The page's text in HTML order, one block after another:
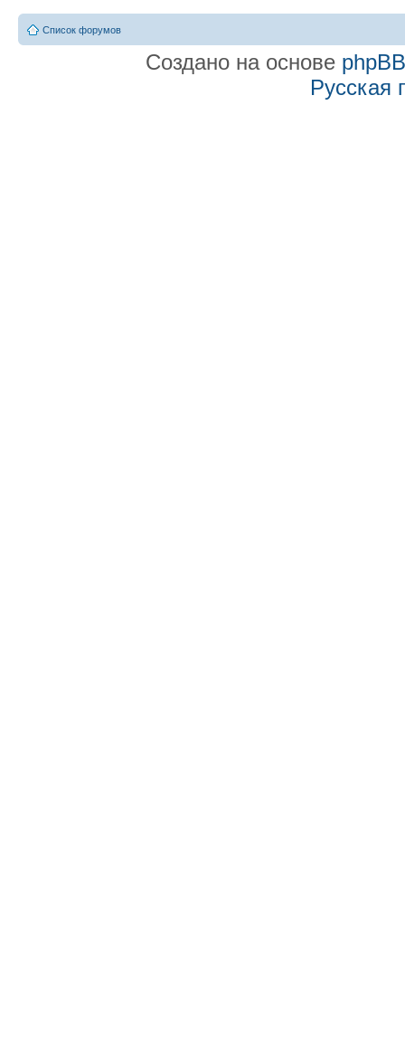
Список форумов
Создано на основе phpBB
Русская